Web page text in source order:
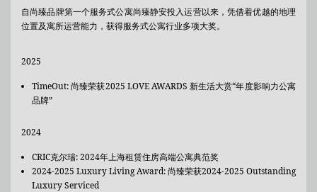
自尚臻品牌第一个服务式公寓尚臻静安投入运营以来，凭借着优越的地理
位置及寓所运营能力，获得服务式公寓行业多项大奖。
2025
TimeOut: 尚臻荣获2025 LOVE AWARDS 新生活大赏“年度影响力公寓
品牌”
2024
CRIC克尔瑞: 2024年上海租赁住房高端公寓典范奖
2024-2025 Luxury Living Award: 尚臻荣获2024-2025 Outstanding
Luxury Serviced